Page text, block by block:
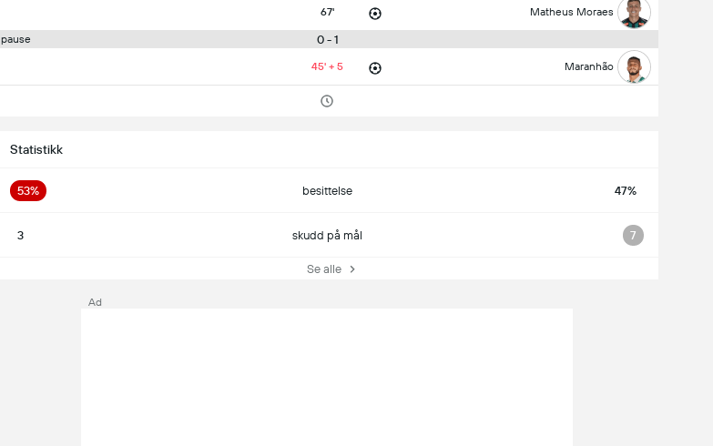
67' Matheus Moraes
pause 0 - 1
45' + 5 Maranhão
Statistikk
53% besittelse 47%
3 skudd på mål 7
Se alle
Ad